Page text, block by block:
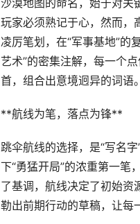
沙漠地图的命名，始于对关
玩家必须熟记于心，然而，
凌厉笔划，在“军事基地”的
艺术”的密集注解，每一个
首，组合出意境迥异的词语。
**航线为笔，落点为锋**
跳伞航线的选择，是“写名
下“勇猛开局”的浓重第一笔
了基调，航线决定了初始资
勒出前期行动的草稿，让每